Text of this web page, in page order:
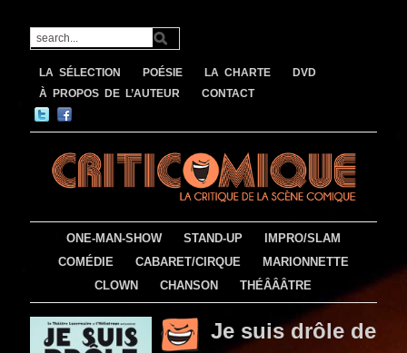
LA SÉLECTION POÉSIE LA CHARTE
DVD
À PROPOS DE L’AUTEUR
CONTACT
ONE-MAN-SHOW STAND-UP
IMPRO/SLAM
COMÉDIE
CABARET/CIRQUE
MARIONNETTE
CLOWN
CHANSON THÉÂÂÂTRE
Je suis drôle de